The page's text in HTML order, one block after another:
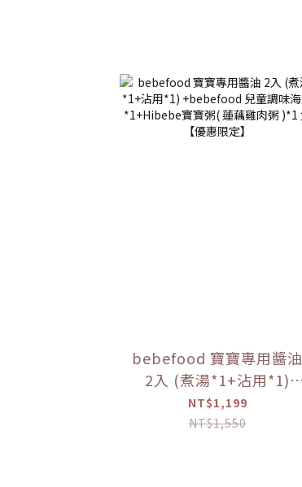
bebefood 寶寶專用醬油
2入 (煮湯*1+沾用*1)
+bebefood 兒童調味海鹽
*1+Hibebe寶寶粥( 蓮藕
NT$1,199
NT$1,550